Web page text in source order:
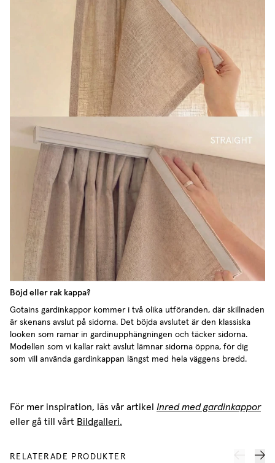
Böjd eller rak kappa?
Gotains gardinkappor kommer i två olika utföranden, där skillnaden
är skenans avslut på sidorna. Det böjda avslutet är den klassiska
looken som ramar in gardinupphängningen och täcker sidorna.
Modellen som vi kallar rakt avslut lämnar sidorna öppna, för dig
som vill använda gardinkappan längst med hela väggens bredd.
För mer inspiration, läs vår artikel Inred med gardinkappor
eller gå till vårt Bildgalleri.
RELATERADE PRODUKTER